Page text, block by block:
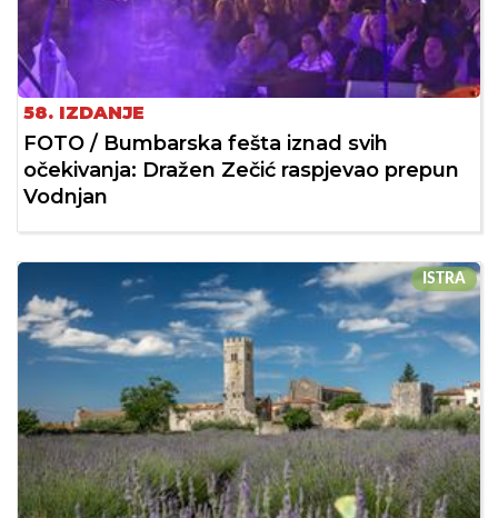
58. IZDANJE
FOTO / Bumbarska fešta iznad svih
očekivanja: Dražen Zečić raspjevao prepun
Vodnjan
ISTRA